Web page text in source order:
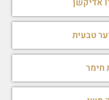
אדיקשן
טבעית
חימר